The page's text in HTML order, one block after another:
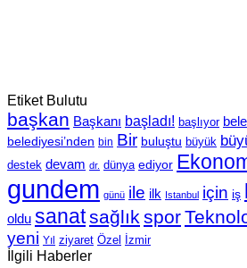
Etiket Bulutu
başkan Başkanı başladı! başlıyor
belediyesi’nden bin Bir buluştu büyük
destek devam dr. dünya ediyor
gundem günü ile ilk Istanbul için iş
oldu sanatsağlık spor
yeni Yıl ziyaret Özel İzmir
İlgili Haberler